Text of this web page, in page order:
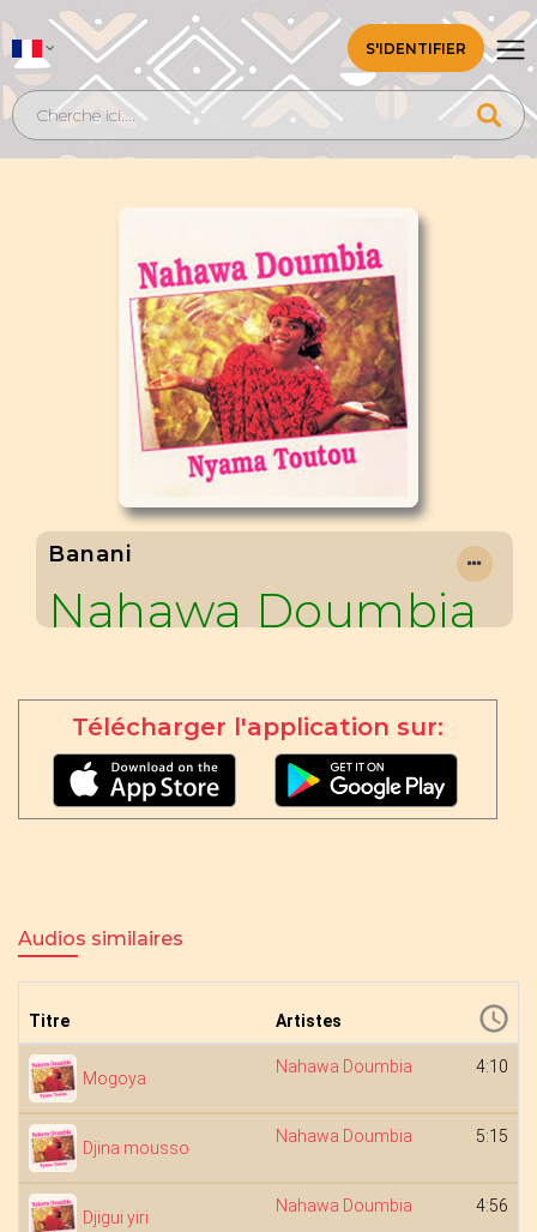
S'IDENTIFIER
Banani
Nahawa Doumbia
Télécharger l'application sur:
Audios similaires
Titre Artistes
Mogoya
Nahawa Doumbia 4:10
Djina mousso
Nahawa Doumbia 5:15
Djigui yiri
Nahawa Doumbia 4:56